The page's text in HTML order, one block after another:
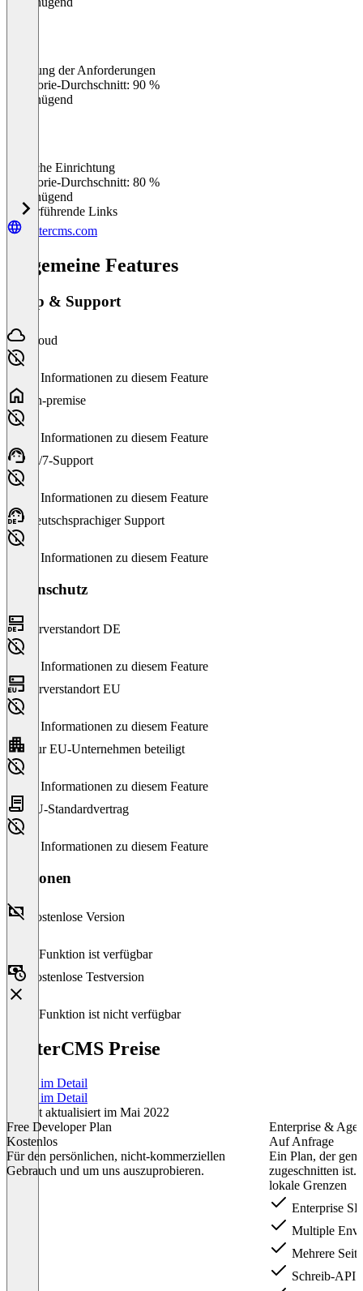
Erfüllung der Anforderungen
Kategorie-Durchschnitt: 90 %
Ungenügend
Einfache Einrichtung
Kategorie-Durchschnitt: 80 %
Ungenügend
Weiterführende Links
buttercms.com
Allgemeine Features
Setup & Support
Cloud
Keine Informationen zu diesem Feature
On-premise
Keine Informationen zu diesem Feature
24/7-Support
Keine Informationen zu diesem Feature
Deutschsprachiger Support
Keine Informationen zu diesem Feature
Datenschutz
Serverstandort DE
Keine Informationen zu diesem Feature
Serverstandort EU
Keine Informationen zu diesem Feature
Nur EU-Unternehmen beteiligt
Keine Informationen zu diesem Feature
EU-Standardvertrag
Keine Informationen zu diesem Feature
Versionen
Kostenlose Version
Diese Funktion ist verfügbar
Kostenlose Testversion
Diese Funktion ist nicht verfügbar
ButterCMS Preise
Preise im Detail
Preise im Detail
Zuletzt aktualisiert im Mai 2022
Free Developer Plan
Kostenlos
Für den persönlichen, nicht-kommerziellen
Gebrauch und um uns auszuprobieren.
Enterprise &
Auf Anfrage
Ein Plan, der
zugeschnitten ist.
lokale Grenzen
Enterprise
Multiple
Mehrere
Schreib-API